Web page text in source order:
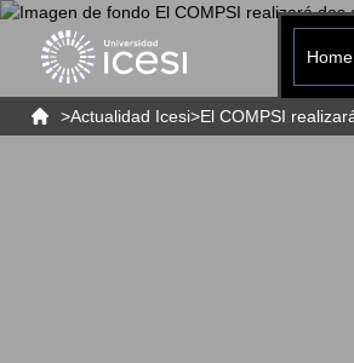
>Actualidad Icesi>
Home